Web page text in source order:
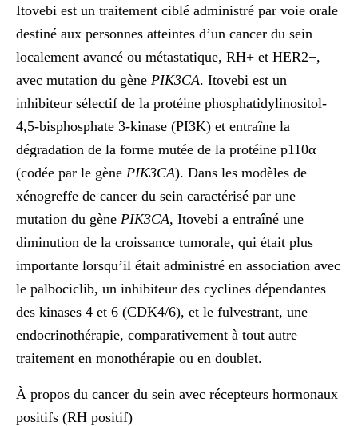
Itovebi est un traitement ciblé administré par voie orale
destiné aux personnes atteintes d’un cancer du sein
localement avancé ou métastatique, RH+ et HER2−,
avec mutation du gène PIK3CA. Itovebi est un
inhibiteur sélectif de la protéine phosphatidylinositol-
4,5-bisphosphate 3-kinase (PI3K) et entraîne la
dégradation de la forme mutée de la protéine p110α
(codée par le gène PIK3CA). Dans les modèles de
xénogreffe de cancer du sein caractérisé par une
mutation du gène PIK3CA, Itovebi a entraîné une
diminution de la croissance tumorale, qui était plus
importante lorsqu’il était administré en association avec
le palbociclib, un inhibiteur des cyclines dépendantes
des kinases 4 et 6 (CDK4/6), et le fulvestrant, une
endocrinothérapie, comparativement à tout autre
traitement en monothérapie ou en doublet.
À propos du cancer du sein avec récepteurs hormonaux
positifs (RH positif)